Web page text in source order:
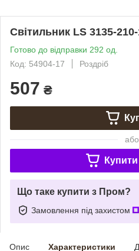
Світильник LS 3135-
Готово до відправки 292 од.
Код: 54904-17
Роздріб
507 ₴
або
Купити
Що таке купити з Пром?
Замовлення під захистом
Опис Характеристики